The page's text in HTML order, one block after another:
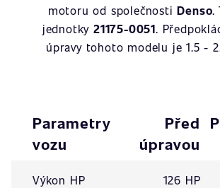
motoru od společnostiDenso.
jednotky21175-0051.
úpravy tohoto modelu je 1.5 -
Parametry
vozu
Před
úpravou
Výkon HP 126 HP